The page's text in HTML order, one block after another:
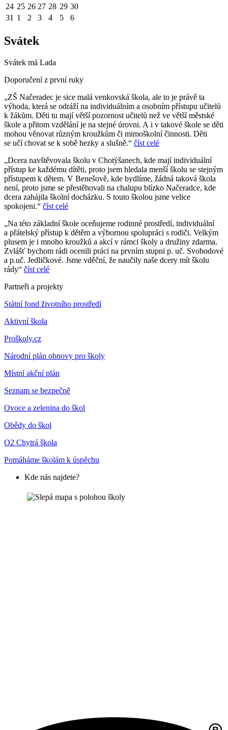
24 25 26 27 28 29 30
31 1 2 3 4 5 6
Svátek
Svátek má Lada
Doporučení z první ruky
„ZŠ Načeradec je sice malá venkovská škola, ale to je právě ta
výhoda, která se odráží na individuálním a osobním přístupu učitelů
k žákům. Děti tu mají větší pozornost učitelů než ve větší městské
škole a přitom vzdělání je na stejné úrovni. A i v takové škole se děti
mohou věnovat různým kroužkům či mimoškolní činnosti. Děti
se učí chovat se k sobě hezky a slušně.“ číst celé
„Dcera navštěvovala školu v Chotýšanech, kde mají individuální
přístup ke každému dítěti, proto jsem hledala menší školu se stejným
přístupem k dětem. V Benešově, kde bydlíme, žádná taková škola
není, proto jsme se přestěhovali na chalupu blízko Načeradce, kde
dcera zahájila školní docházku. S touto školou jsme velice
spokojeni.“ číst celé
„Na této základní škole oceňujeme rodinné prostředí, individuální
a přátelský přístup k dětěm a výbornou spolupráci s rodiči. Velkým
plusem je i mnoho kroužků a akcí v rámci školy a družiny zdarma.
Zvlášť bychom rádi ocenili práci na prvním stupni p. uč. Svobodové
a p.uč. Jedličkové. Jsme vděční, že naučily naše dcery mít školu
rády“ číst celé
Partneři a projekty
Státní fond životního prostředí
Aktivní škola
Proškoly.cz
Národní plán obnovy pro školy
Místní akční plán
Seznam se bezpečně
Ovoce a zelenina do škol
Obědy do škol
O2 Chytrá škola
Pomáháme školám k úspěchu
Kde nás najdete?